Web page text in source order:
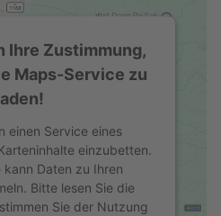
Ihre Zustimmung,
Maps-Service zu
einen Service eines
einzubetten.
kann Daten zu Ihren
Bitte lesen Sie die
Sie der Nutzung